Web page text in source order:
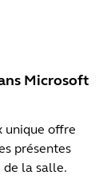
Microsoft
unique offre
présentes
de la salle.